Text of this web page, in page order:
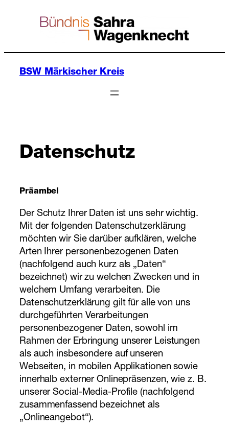
BSW Märkischer Kreis
Datenschutz
Präambel
Der Schutz Ihrer Daten ist uns sehr wichtig.
Mit der folgenden Datenschutzerklärung
möchten wir Sie darüber aufklären, welche
Arten Ihrer personenbezogenen Daten
(nachfolgend auch kurz als „Daten“
bezeichnet) wir zu welchen Zwecken und in
welchem Umfang verarbeiten. Die
Datenschutzerklärung gilt für alle von uns
durchgeführten Verarbeitungen
personenbezogener Daten, sowohl im
Rahmen der Erbringung unserer Leistungen
als auch insbesondere auf unseren
Webseiten, in mobilen Applikationen sowie
innerhalb externer Onlinepräsenzen, wie z. B.
unserer Social-Media-Profile (nachfolgend
zusammenfassend bezeichnet als
„Onlineangebot“).